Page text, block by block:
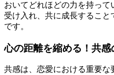
おいてどれほどの力を持っ
受け入れ、共に成長するこ
です。
心の距離を縮める！共感
共感は、恋愛における重要